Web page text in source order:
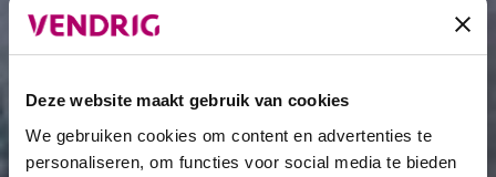
Deze website maakt gebruik van cookies
We gebruiken cookies om content en advertenties te
personaliseren, om functies voor social media te bieden